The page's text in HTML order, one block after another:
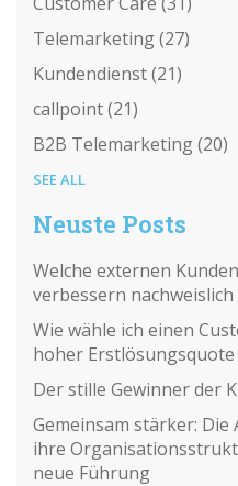
Telemarketing(27)
Kundendienst(21)
callpoint(21)
B2B Telemarketing(20)
SEE ALL
Neuste Posts
Welche externen
verbessern
Wie wähle ich einen
hoher Erstlösungsquote
Der stille Gewinner der
Gemeinsam stärker: Die
ihre
neue Führung